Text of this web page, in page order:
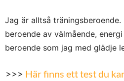
Jag är alltså
beroende av välmående,
beroende som jag med glädje
>>> Här finns ett test du